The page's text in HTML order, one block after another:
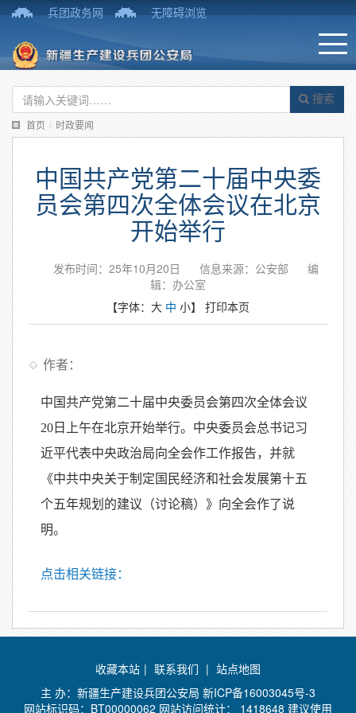
兵团政务网 无障碍浏览
搜索
首页 / 时政要闻
中国共产党第二十届中央委
员会第四次全体会议在北京
开始举行
发布时间：25年10月20日 信息来源：公安部
编
辑：办公室
【字体： 大 中 小】 打印本页
作者：
中国共产党第二十届中央委员会第四次全体会议
20日上午在北京开始举行。中央委员会总书记习
近平代表中央政治局向全会作工作报告，并就
《中共中央关于制定国民经济和社会发展第十五
个五年规划的建议（讨论稿）》向全会作了说
明。
点击相关链接：
收藏本站 | 联系我们 | 站点地图
主 办：新疆生产建设兵团公安局 新ICP备16003045号-3
网站标识码：BT00000062 网站访问统计： 1418648 建议使用